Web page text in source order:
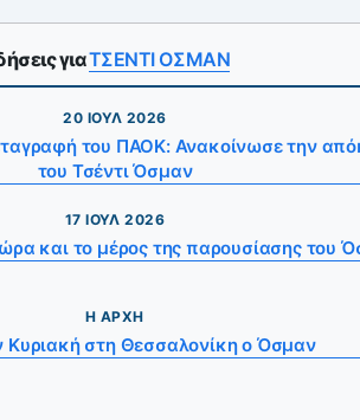
γιαΤΣΕΝΤΙ ΟΣΜΑΝ
20 ΙΟΎΛ 2026
του ΠΑΟΚ: Ανακοίνωσε την
του Τσέντι Όσμαν
17 ΙΟΎΛ 2026
και το μέρος της παρουσίασης του
Η ΑΡΧΉ
Κυριακή στη Θεσσαλονίκη ο Όσμαν